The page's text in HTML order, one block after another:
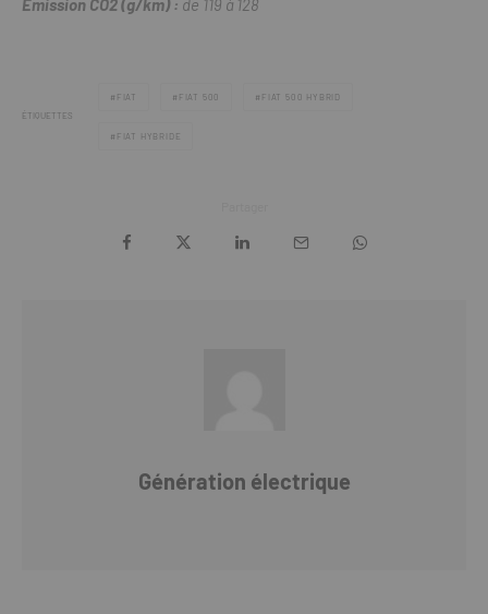
Emission CO2 (g/km) : de 119 à 128
ÉTIQUETTES
FIAT FIAT 500 FIAT 500 HYBRID
FIAT HYBRIDE
Génération électrique